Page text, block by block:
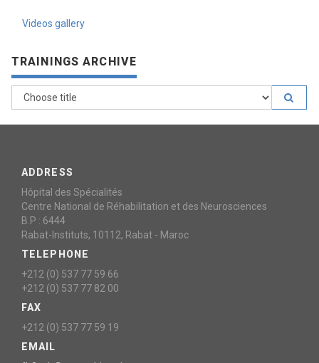
Videos gallery
TRAININGS ARCHIVE
ADDRESS
Hôpital des Spécialités
Centre National de Réhabilitation et des Neurosciences
B.P : 6444
Rabat-Instituts, 10112, Rabat - Maroc
TELEPHONE
+212 (0) 537 77 59 66
+212 (0) 537 77 82 00
FAX
+212 (0) 537 77 59 19
EMAIL